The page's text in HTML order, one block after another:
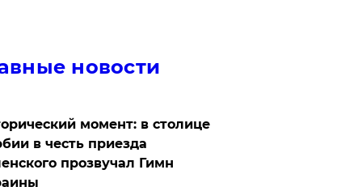
новости
момент: в столице
в честь приезда
прозвучал Гимн